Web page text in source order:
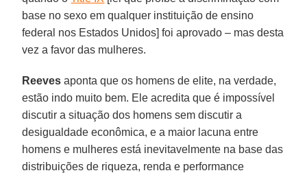
base no sexo em qualquer instituição de ensino
federal nos Estados Unidos] foi aprovado – mas desta
vez a favor das mulheres.
Reeves aponta que os homens de elite, na verdade,
estão indo muito bem. Ele acredita que é impossível
discutir a situação dos homens sem discutir a
desigualdade econômica, e a maior lacuna entre
homens e mulheres está inevitavelmente na base das
distribuições de riqueza, renda e performance